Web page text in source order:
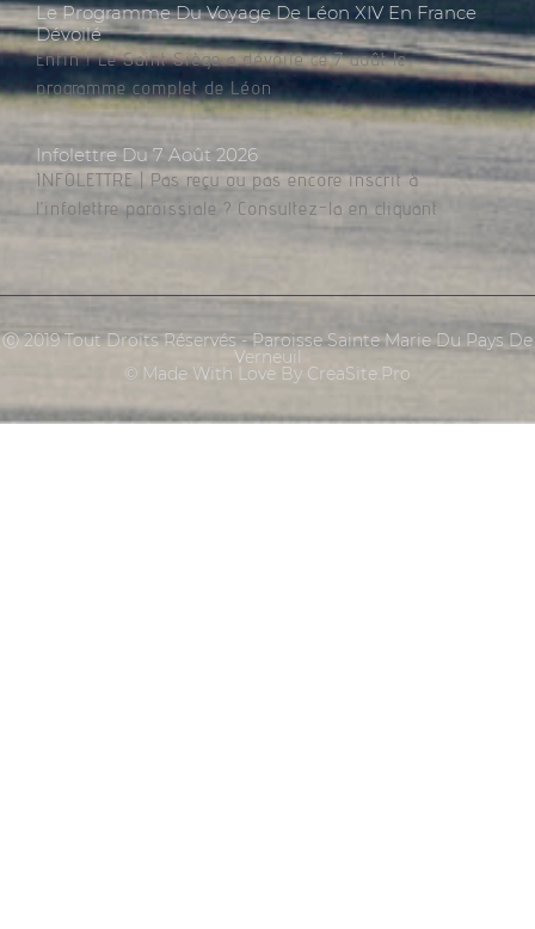
Le Programme Du Voyage De Léon XIV En France
Dévoilé
Enfin ! Le Saint Siège a dévoilé ce 7 août le
programme complet de Léon
Infolettre Du 7 Août 2026
INFOLETTRE | Pas reçu ou pas encore inscrit à
l’infolettre paroissiale ? Consultez-la en cliquant
Ⓒ 2019 Tout Droits Réservés - Paroisse Sainte Marie Du Pays De
Verneuil
© Made With Love By CreaSite.Pro